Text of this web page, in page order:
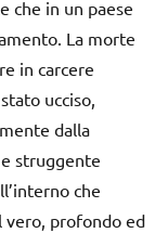
che in un paese
La morte
in carcere
ucciso,
dalla
struggente
che
vero, profondo ed